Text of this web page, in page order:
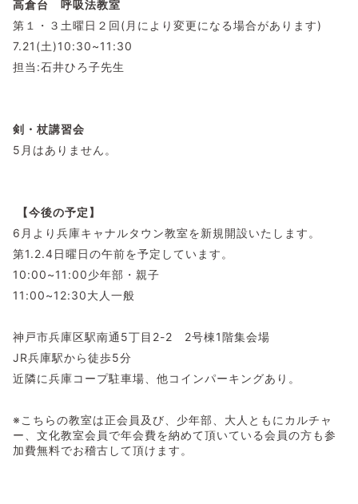
高倉台 呼吸法教室
第１・３土曜日２回(月により変更になる場合があります)
7.21(土)10:30~11:30
担当:石井ひろ子先生
剣・杖講習会
5月はありません。
【今後の予定】
6月より兵庫キャナルタウン教室を新規開設いたします。
第1.2.4日曜日の午前を予定しています。
10:00~11:00少年部・親子
11:00~12:30大人一般
神戸市兵庫区駅南通5丁目2-2 2号棟1階集会場
JR兵庫駅から徒歩5分
近隣に兵庫コープ駐車場、他コインパーキングあり。
※こちらの教室は正会員及び、少年部、大人ともにカルチャ
ー、文化教室会員で年会費を納めて頂いている会員の方も参
加費無料でお稽古して頂けます。